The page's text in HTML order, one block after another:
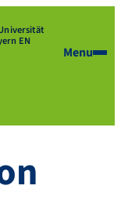
EN
Menu